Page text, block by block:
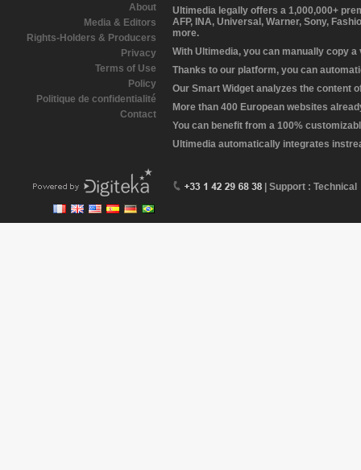
About
Media & Editors
Rights-Holders & Producers
Privacy
Terms of Use
Policy
Politique de confidentialité
Contact
Ultimedia legally offers a 1,000,000+
AFP, INA, Universal, Warner, Sony,
more.
With Ultimedia, you can manually copy
Thanks to our platform, you can
Our Smart Widget analyzes the content
More than 400 European websites
You can benefit from a 100%
Ultimedia automatically integrates
| Support : Technical